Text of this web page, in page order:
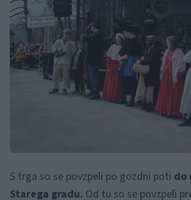
S trga so se povzpeli po gozdni poti do
Starega gradu. Od tu so se povzpeli